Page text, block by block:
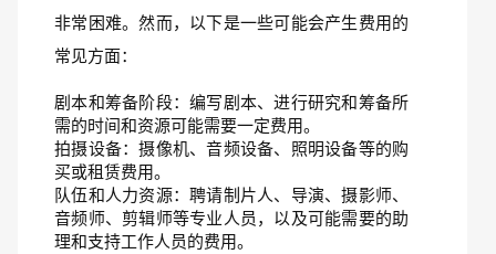
非常困难。然而，以下是一些可能会产生费用的
常见方面：
剧本和筹备阶段：编写剧本、进行研究和筹备所
需的时间和资源可能需要一定费用。
拍摄设备：摄像机、音频设备、照明设备等的购
买或租赁费用。
队伍和人力资源：聘请制片人、导演、摄影师、
音频师、剪辑师等专业人员，以及可能需要的助
理和支持工作人员的费用。